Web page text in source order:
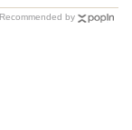
Recommended by